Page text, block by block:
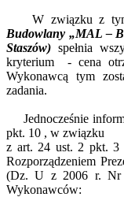
W związku z
Budowlany „MAL –
Staszów) spełnia
kryterium - cena
Wykonawcą tym
zadania.
Jednocześnie
pkt. 10 , w związku
z art. 24 ust. 2 pkt. 3
Rozporządzeniem
(Dz. U z 2006 r. Nr
Wykonawców: